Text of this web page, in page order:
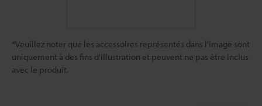
*Veuillez noter que les accessoires représentés dans l'image sont
uniquement à des fins d'illustration et peuvent ne pas être inclus
avec le produit.